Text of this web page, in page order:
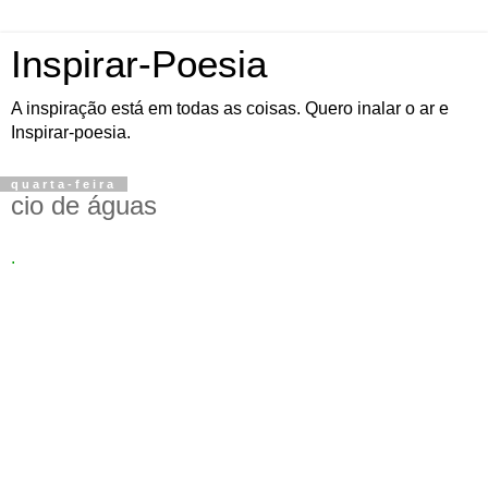
Inspirar-Poesia
A inspiração está em todas as coisas. Quero inalar o ar e
Inspirar-poesia.
quarta-feira
cio de águas
.